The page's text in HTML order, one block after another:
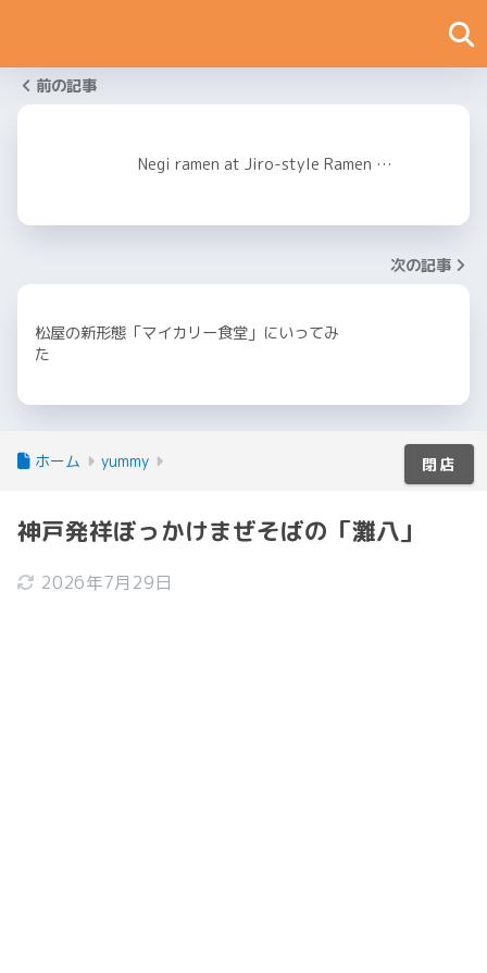
前の記事
Negi ramen at Jiro-style Ramen …
次の記事
松屋の新形態「マイカリー食堂」にいってみ
た
ホーム yummy
神戸発祥ぼっかけまぜそばの「灘八」
2026年7月29日